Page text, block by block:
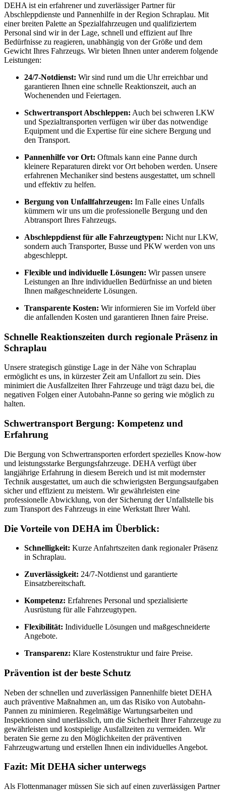
DEHA ist ein erfahrener und zuverlässiger Partner für
Abschleppdienste und Pannenhilfe in der Region Schraplau. Mit
einer breiten Palette an Spezialfahrzeugen und qualifiziertem
Personal sind wir in der Lage, schnell und effizient auf Ihre
Bedürfnisse zu reagieren, unabhängig von der Größe und dem
Gewicht Ihres Fahrzeugs. Wir bieten Ihnen unter anderem folgende
Leistungen:
24/7-Notdienst: Wir sind rund um die Uhr erreichbar und
garantieren Ihnen eine schnelle Reaktionszeit, auch an
Wochenenden und Feiertagen.
Schwertransport Abschleppen: Auch bei schweren LKW
und Spezialtransporten verfügen wir über das notwendige
Equipment und die Expertise für eine sichere Bergung und
den Transport.
Pannenhilfe vor Ort: Oftmals kann eine Panne durch
kleinere Reparaturen direkt vor Ort behoben werden. Unsere
erfahrenen Mechaniker sind bestens ausgestattet, um schnell
und effektiv zu helfen.
Bergung von Unfallfahrzeugen: Im Falle eines Unfalls
kümmern wir uns um die professionelle Bergung und den
Abtransport Ihres Fahrzeugs.
Abschleppdienst für alle Fahrzeugtypen: Nicht nur LKW,
sondern auch Transporter, Busse und PKW werden von uns
abgeschleppt.
Flexible und individuelle Lösungen: Wir passen unsere
Leistungen an Ihre individuellen Bedürfnisse an und bieten
Ihnen maßgeschneiderte Lösungen.
Transparente Kosten: Wir informieren Sie im Vorfeld über
die anfallenden Kosten und garantieren Ihnen faire Preise.
Schnelle Reaktionszeiten durch regionale Präsenz in
Schraplau
Unsere strategisch günstige Lage in der Nähe von Schraplau
ermöglicht es uns, in kürzester Zeit am Unfallort zu sein. Dies
minimiert die Ausfallzeiten Ihrer Fahrzeuge und trägt dazu bei, die
negativen Folgen einer Autobahn-Panne so gering wie möglich zu
halten.
Schwertransport Bergung: Kompetenz und
Erfahrung
Die Bergung von Schwertransporten erfordert spezielles Know-how
und leistungsstarke Bergungsfahrzeuge. DEHA verfügt über
langjährige Erfahrung in diesem Bereich und ist mit modernster
Technik ausgestattet, um auch die schwierigsten Bergungsaufgaben
sicher und effizient zu meistern. Wir gewährleisten eine
professionelle Abwicklung, von der Sicherung der Unfallstelle bis
zum Transport des Fahrzeugs in eine Werkstatt Ihrer Wahl.
Die Vorteile von DEHA im Überblick:
Schnelligkeit: Kurze Anfahrtszeiten dank regionaler Präsenz
in Schraplau.
Zuverlässigkeit: 24/7-Notdienst und garantierte
Einsatzbereitschaft.
Kompetenz: Erfahrenes Personal und spezialisierte
Ausrüstung für alle Fahrzeugtypen.
Flexibilität: Individuelle Lösungen und maßgeschneiderte
Angebote.
Transparenz: Klare Kostenstruktur und faire Preise.
Prävention ist der beste Schutz
Neben der schnellen und zuverlässigen Pannenhilfe bietet DEHA
auch präventive Maßnahmen an, um das Risiko von Autobahn-
Pannen zu minimieren. Regelmäßige Wartungsarbeiten und
Inspektionen sind unerlässlich, um die Sicherheit Ihrer Fahrzeuge zu
gewährleisten und kostspielige Ausfallzeiten zu vermeiden. Wir
beraten Sie gerne zu den Möglichkeiten der präventiven
Fahrzeugwartung und erstellen Ihnen ein individuelles Angebot.
Fazit: Mit DEHA sicher unterwegs
Als Flottenmanager müssen Sie sich auf einen zuverlässigen Partner